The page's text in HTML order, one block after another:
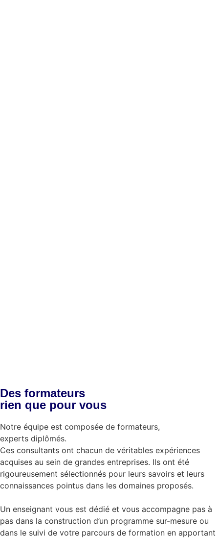
Des formateurs
rien que pour vous
Notre équipe est composée de formateurs,
experts diplômés.
Ces consultants ont chacun de véritables expériences
acquises au sein de grandes entreprises. Ils ont été
rigoureusement sélectionnés pour leurs savoirs et leurs
connaissances pointus dans les domaines proposés.
Un enseignant vous est dédié et vous accompagne pas à
pas dans la construction d’un programme sur-mesure ou
dans le suivi de votre parcours de formation en apportant